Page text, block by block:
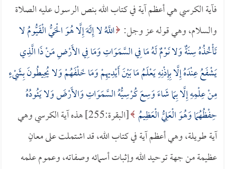
فآية الكرسي هي أعظم آية في كتاب الله بنص الرسول عليه الصلاة
والسلام، وهي قوله عز وجل: اللَّهُ لا إِلَهَ إِلَّا هُوَ الْحَيُّ الْقَيُّومُ لا
تَأْخُذُهُ سِنَةٌ وَلا نَوْمٌ لَهُ مَا فِي السَّمَوَاتِ وَمَا فِي الأَرْضِ مَنْ ذَا الَّذِي
يَشْفَعُ عِنْدَهُ إِلَّا بِإِذْنِهِ يَعْلَمُ مَا بَيْنَ أَيْدِيهِمْ وَمَا خَلْفَهُمْ وَلا يُحِيطُونَ بِشَيْءٍ
مِنْ عِلْمِهِ إِلَّا بِمَا شَاءَ وَسِعَ كُرْسِيُّهُ السَّمَوَاتِ وَالأَرْضَ وَلا يَئُودُهُ
حِفْظُهُمَا وَهُوَ الْعَلِيُّ الْعَظِيمُ
[البقرة:255] هذه آية الكرسي وهي
آية طويلة، وهي أعظم آية في كتاب الله، قد اشتملت على معانٍ
عظيمة من جهة توحيد الله وإثبات أسمائه وصفاته، وعموم علمه